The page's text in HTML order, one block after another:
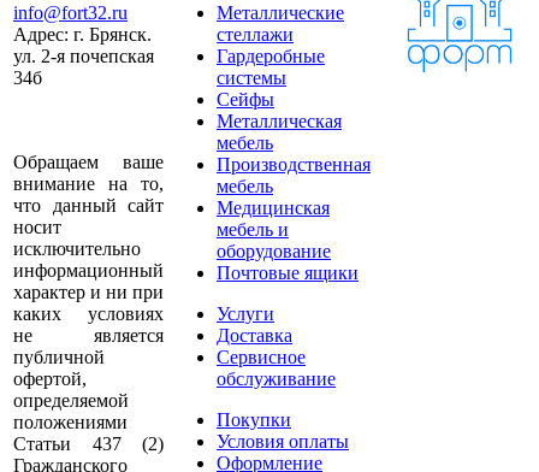
info@fort32.ru
Адрес: г. Брянск.
ул. 2-я почепская
34б
Обращаем ваше
внимание на то,
что данный сайт
носит
исключительно
информационный
характер и ни при
каких условиях
не является
публичной
офертой,
определяемой
положениями
Статьи 437 (2)
Гражданского
Металлические
стеллажи
Гардеробные
системы
Сейфы
Металлическая
мебель
Производственная
мебель
Медицинская
мебель и
оборудование
Почтовые ящики
Услуги
Доставка
Сервисное
обслуживание
Покупки
Условия оплаты
Оформление